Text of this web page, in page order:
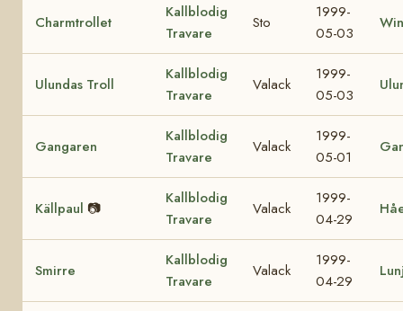
Charmtrollet
Kallblodig
Travare
Sto
1999-
05-03
Ulundas Troll
Kallblodig
Travare
Valack
1999-
05-03
Gangaren
Kallblodig
Travare
Valack
1999-
05-01
Källpaul 📷
Kallblodig
Travare
Valack
1999-
04-29
Smirre
Kallblodig
Travare
Valack
1999-
04-29